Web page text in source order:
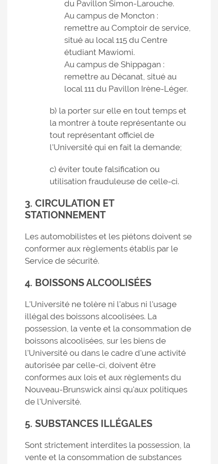
du Pavillon Simon-Larouche.
Au campus de Moncton :
remettre au Comptoir de service,
situé au local 115 du Centre
étudiant Mawiomi.
Au campus de Shippagan :
remettre au Décanat, situé au
local 111 du Pavillon Irène-Léger.
b) la porter sur elle en tout temps et
la montrer à toute représentante ou
tout représentant officiel de
l'Université qui en fait la demande;
c) éviter toute falsification ou
utilisation frauduleuse de celle-ci.
3. CIRCULATION ET
STATIONNEMENT
Les automobilistes et les piétons doivent se
conformer aux règlements établis par le
Service de sécurité.
4. BOISSONS ALCOOLISÉES
L'Université ne tolère ni l'abus ni l'usage
illégal des boissons alcoolisées. La
possession, la vente et la consommation de
boissons alcoolisées, sur les biens de
l'Université ou dans le cadre d'une activité
autorisée par celle-ci, doivent être
conformes aux lois et aux règlements du
Nouveau-Brunswick ainsi qu'aux politiques
de l'Université.
5. SUBSTANCES ILLÉGALES
Sont strictement interdites la possession, la
vente et la consommation de substances